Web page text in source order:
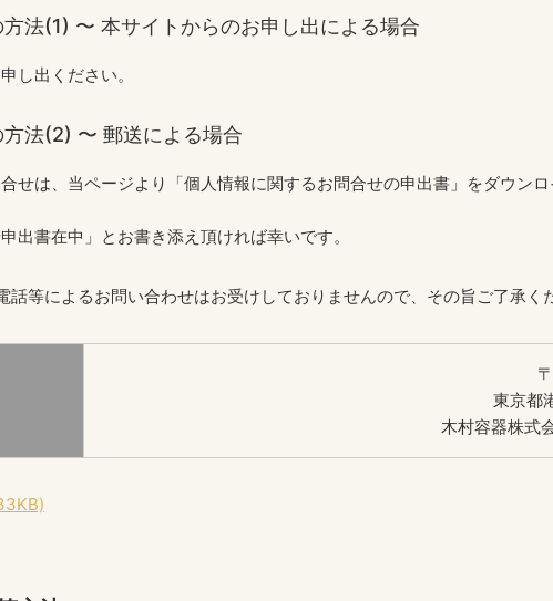
方法(1) 〜 本サイトからのお申し出による場合
し出ください。
方法(2) 〜 郵送による場合
せは、当ページより「個人情報に関するお問合せの申出書」をダウン
出書在中」とお書き添え頂ければ幸いです。
等によるお問い合わせはお受けしておりませんので、その旨ご了承く
東京都
木村容器株式